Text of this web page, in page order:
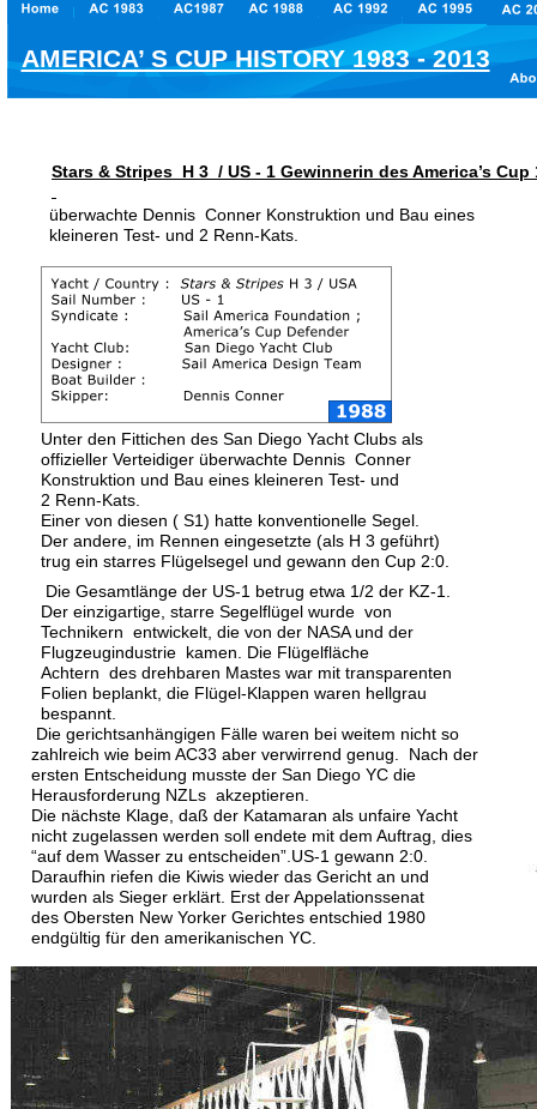
Stars & Stripes  H 3  / US - 1 Gewinnerin des America’s Cup
Unter den Fittichen des San Diego Yacht Clubs als
offizieller Verteidiger überwachte Dennis  Conner
Konstruktion und Bau eines kleineren Test- und
2 Renn-Kats.
Einer von diesen ( S1) hatte konventionelle Segel.
Der andere, im Rennen eingesetzte (als H 3 geführt)
trug ein starres Flügelsegel und gewann den Cup 2:0.
Die Gesamtlänge der US-1 betrug etwa 1/2 der KZ-1.
Der einzigartige, starre Segelflügel wurde  von
Technikern  entwickelt, die von der NASA und der
Flugzeugindustrie  kamen. Die Flügelfläche
Achtern  des drehbaren Mastes war mit transparenten
Folien beplankt, die Flügel-Klappen waren hellgrau
bespannt.
Die gerichtsanhängigen Fälle waren bei weitem nicht so
zahlreich wie beim AC33 aber verwirrend genug.  Nach der
ersten Entscheidung musste der San Diego YC die
Herausforderung NZLs  akzeptieren.
Die nächste Klage, daß der Katamaran als unfaire Yacht
nicht zugelassen werden soll endete mit dem Auftrag, dies
“auf dem Wasser zu entscheiden”.US-1 gewann 2:0.
Daraufhin riefen die Kiwis wieder das Gericht an und
wurden als Sieger erklärt. Erst der Appelationssenat
des Obersten New Yorker Gerichtes entschied 1980
endgültig für den amerikanischen YC.
überwachte Dennis  Conner Konstruktion und Bau eines
kleineren Test- und 2 Renn-Kats.
AMERICA’ S CUP HISTORY 1983 - 2013